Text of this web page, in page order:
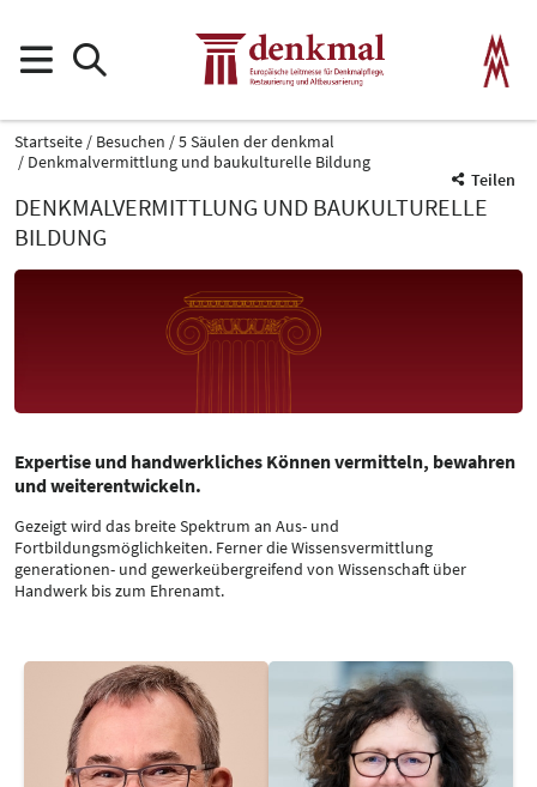
Startseite Besuchen
5 Säulen der denkmal
Denkmalvermittlung und baukulturelle Bildung
Teilen
DENKMALVERMITTLUNG UND BAUKULTURELLE
BILDUNG
Expertise und handwerkliches Können vermitteln, bewahren
und weiterentwickeln.
Gezeigt wird das breite Spektrum an Aus- und
Fortbildungsmöglichkeiten. Ferner die Wissensvermittlung
generationen- und gewerkeübergreifend von Wissenschaft über
Handwerk bis zum Ehrenamt.